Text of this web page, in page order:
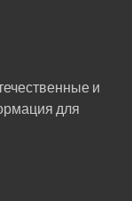
и
для